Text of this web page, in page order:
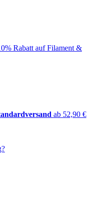
Rabatt auf Filament &
ab 52,90 €